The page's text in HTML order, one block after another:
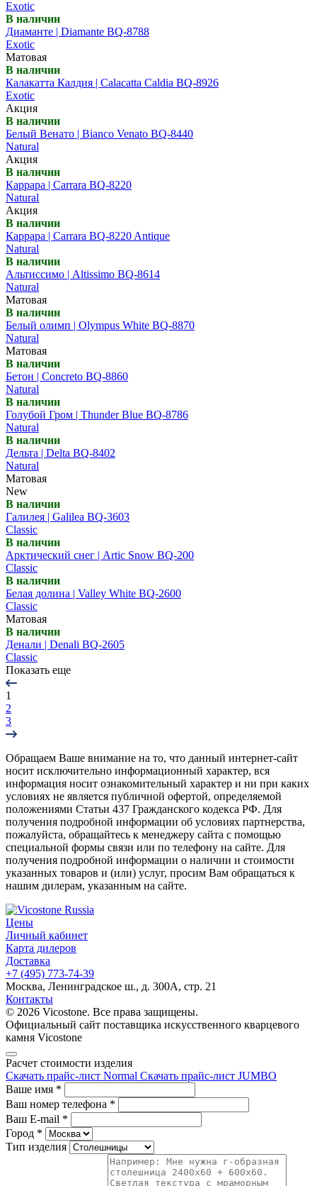
Exotic
В наличии
Диаманте | Diamante BQ-8788
Exotic
Матовая
В наличии
Калакатта Калдия | Calacatta Caldia BQ-8926
Exotic
Акция
В наличии
Белый Венато | Bianco Venato BQ-8440
Natural
Акция
В наличии
Каррара | Carrara BQ-8220
Natural
Акция
В наличии
Каррара | Carrara BQ-8220 Antique
Natural
В наличии
Альтиссимо | Altissimo BQ-8614
Natural
Матовая
В наличии
Белый олимп | Olympus White BQ-8870
Natural
Матовая
В наличии
Бетон | Concreto BQ-8860
Natural
В наличии
Голубой Гром | Thunder Blue BQ-8786
Natural
В наличии
Дельта | Delta BQ-8402
Natural
Матовая
New
В наличии
Галилея | Galilea BQ-3603
Classic
В наличии
Арктический снег | Artic Snow BQ-200
Classic
В наличии
Белая долина | Valley White BQ-2600
Classic
Матовая
В наличии
Денали | Denali BQ-2605
Classic
Показать еще
1
2
3
Обращаем Ваше внимание на то, что данный интернет-сайт
носит исключительно информационный характер, вся
информация носит ознакомительный характер и ни при каких
условиях не является публичной офертой, определяемой
положениями Статьи 437 Гражданского кодекса РФ. Для
получения подробной информации об условиях партнерства,
пожалуйста, обращайтесь к менеджеру сайта с помощью
специальной формы связи или по телефону на сайте. Для
получения подробной информации о наличии и стоимости
указанных товаров и (или) услуг, просим Вам обращаться к
нашим дилерам, указанным на сайте.
Цены
Личный кабинет
Карта дилеров
Доставка
+7 (495) 773-74-39
Москва, Ленинградское ш., д. 300А, стр. 21
Контакты
© 2026 Vicostone. Все права защищены.
Официальный сайт поставщика искусственного кварцевого
камня Vicostone
Расчет стоимости изделия
Скачать прайс-лист Normal Скачать прайс-лист JUMBO
Ваше имя *
Ваш номер телефона *
Ваш E-mail *
Город *
Тип изделия